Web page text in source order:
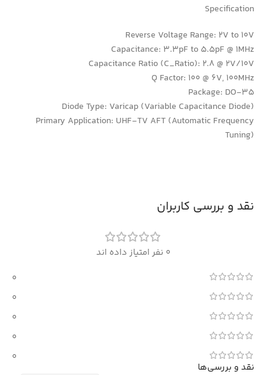
Specification
Reverse Voltage Range: 2V to 10V
Capacitance: 3.3pF to 5.5pF @ 1MHz
Capacitance Ratio (C_Ratio): 2.8 @ 2V/10V
Q Factor: 100 @ 6V, 100MHz
Package: DO-35
Diode Type: Varicap (Variable Capacitance Diode)
Primary Application: UHF-TV AFT (Automatic Frequency
Tuning)
نقد و بررسی کاربران
0 نفر امتیاز داده اند
0
0
0
0
0
نقد و بررسی‌ها